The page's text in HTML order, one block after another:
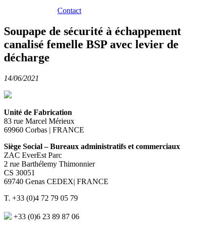
Contact
Soupape de sécurité à échappement
canalisé femelle BSP avec levier de
décharge
14/06/2021
Unité de Fabrication
83 rue Marcel Mérieux
69960 Corbas | FRANCE
Siège Social – Bureaux administratifs et commerciaux
ZAC EverEst Parc
2 rue Barthélemy Thimonnier
CS 30051
69740 Genas CEDEX| FRANCE
T. +33 (0)4 72 79 05 79
+33 (0)6 23 89 87 06